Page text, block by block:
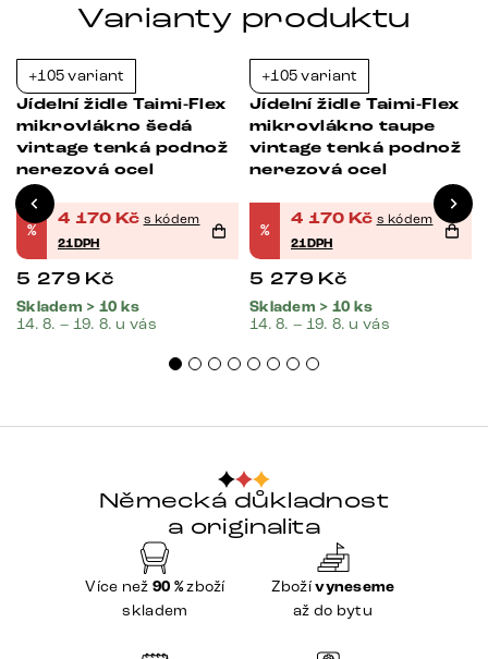
Varianty produktu
+105 variant
Jídelní židle Taimi-Flex
mikrovlákno šedá
vintage tenká podnož
nerezová ocel
%
4 170 Kč s kódem
21DPH
5 279 Kč
Skladem > 10 ks
14. 8. – 19. 8. u vás
+105 variant
Jídelní židle Taimi-Flex
mikrovlákno taupe
vintage tenká podnož
nerezová ocel
%
4 170 Kč s kódem
21DPH
5 279 Kč
Skladem > 10 ks
14. 8. – 19. 8. u vás
Německá důkladnost
a originalita
Více než 90 %zboží
skladem
Zbožívyneseme
až do bytu